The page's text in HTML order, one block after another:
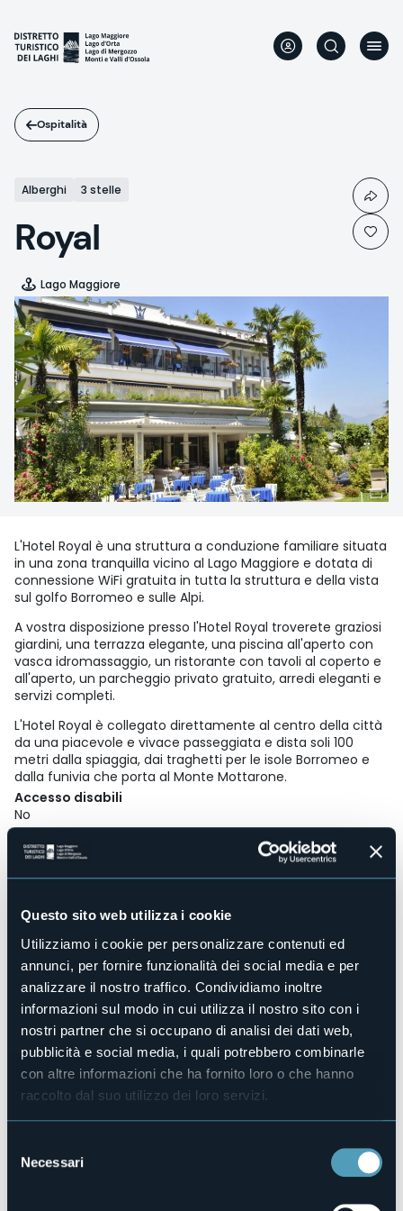
Questo sito web utilizza i cookie
Utilizziamo i cookie per personalizzare contenuti ed
annunci, per fornire funzionalità dei social media e per
analizzare il nostro traffico. Condividiamo inoltre
informazioni sul modo in cui utilizza il nostro sito con i
nostri partner che si occupano di analisi dei dati web,
pubblicità e social media, i quali potrebbero combinarle
con altre informazioni che ha fornito loro o che hanno
raccolto dal suo utilizzo dei loro servizi.
delNecessari
contenuto
principale
Ospitalità
Alberghi 3 stelle
Royal
Lago Maggiore
L'Hotel Royal è una struttura a conduzione familiare situata
in una zona tranquilla vicino al Lago Maggiore e dotata di
connessione WiFi gratuita in tutta la struttura e della vista
sul golfo Borromeo e sulle Alpi.
A vostra disposizione presso l'Hotel Royal troverete graziosi
giardini, una terrazza elegante, una piscina all'aperto con
vasca idromassaggio, un ristorante con tavoli al coperto e
all'aperto, un parcheggio privato gratuito, arredi eleganti e
servizi completi.
L'Hotel Royal è collegato direttamente al centro della città
da una piacevole e vivace passeggiata e dista soli 100
metri dalla spiaggia, dai traghetti per le isole Borromeo e
dalla funivia che porta al Monte Mottarone.
Accesso disabili
No
Centro benessere
No
Sala congressi
Piscina
Sì
Animali ammessi
Sì
Camere
72
Posti letto
140
E-mail
http://www.hotelroyalstresa.com